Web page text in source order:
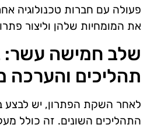
פעולה עם חברות טכנולוגיה
את המומחיות שלהן וליצור
שלב חמישה עשר:
תהליכים
לאחר השקת הפתרון, יש
התהליכים השונים. זה כולל